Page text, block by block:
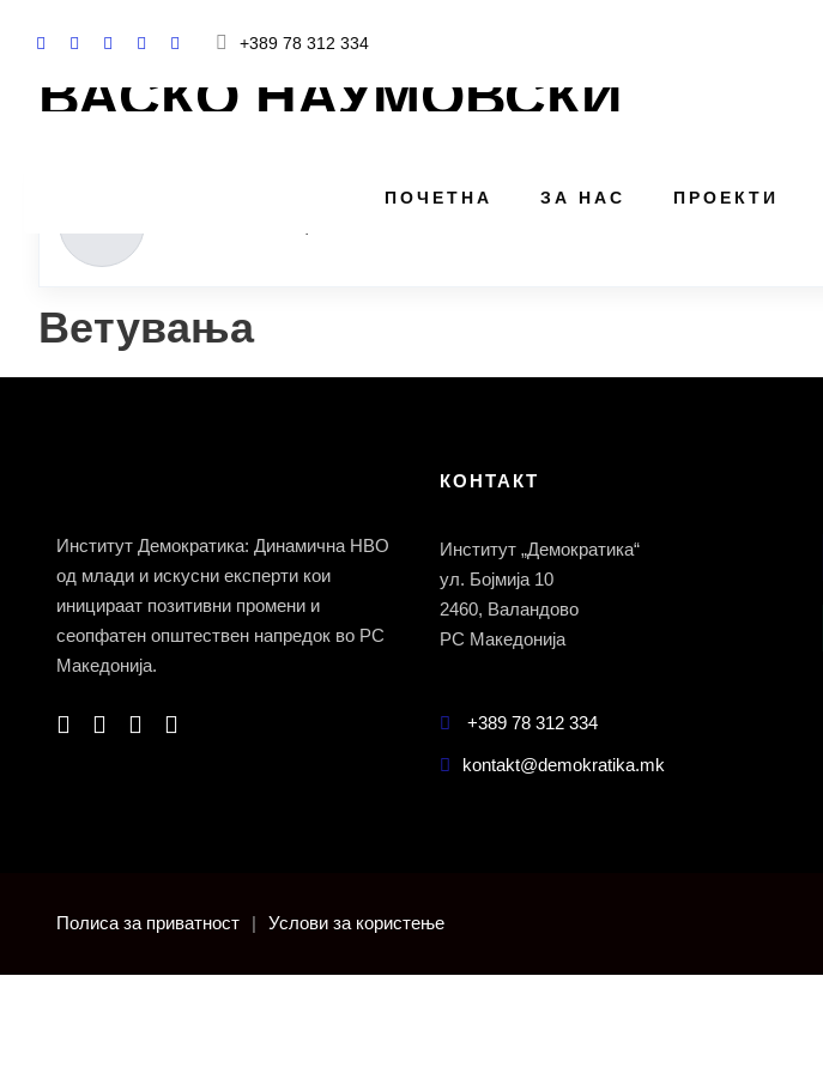
+389 78 312 334
ПОЧЕТНА ЗА НАС ПРОЕКТИ
ВАСКО НАУМОВСКИ
Ветувања
Институт Демократика: Динамична НВО
од млади и искусни експерти кои
иницираат позитивни промени и
сеопфатен општествен напредок во РС
Македонија.
КОНТАКТ
Институт „Демократика“
ул. Бојмија 10
2460, Валандово
РС Македонија
+389 78 312 334
kontakt@demokratika.mk
Полиса за приватност | Услови за користење